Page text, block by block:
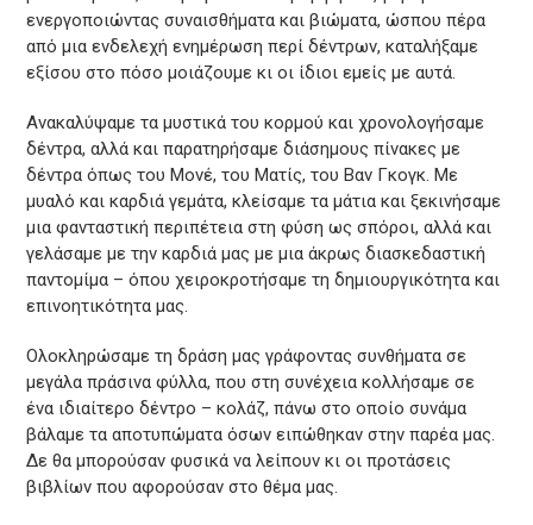
ενεργοποιώντας συναισθήματα και βιώματα, ώσπου πέρα
από μια ενδελεχή ενημέρωση περί δέντρων, καταλήξαμε
εξίσου στο πόσο μοιάζουμε κι οι ίδιοι εμείς με αυτά.
Ανακαλύψαμε τα μυστικά του κορμού και χρονολογήσαμε
δέντρα, αλλά και παρατηρήσαμε διάσημους πίνακες με
δέντρα όπως του Μονέ, του Ματίς, του Βαν Γκογκ. Με
μυαλό και καρδιά γεμάτα, κλείσαμε τα μάτια και ξεκινήσαμε
μια φανταστική περιπέτεια στη φύση ως σπόροι, αλλά και
γελάσαμε με την καρδιά μας με μια άκρως διασκεδαστική
παντομίμα – όπου χειροκροτήσαμε τη δημιουργικότητα και
επινοητικότητα μας.
Ολοκληρώσαμε τη δράση μας γράφοντας συνθήματα σε
μεγάλα πράσινα φύλλα, που στη συνέχεια κολλήσαμε σε
ένα ιδιαίτερο δέντρο – κολάζ, πάνω στο οποίο συνάμα
βάλαμε τα αποτυπώματα όσων ειπώθηκαν στην παρέα μας.
Δε θα μπορούσαν φυσικά να λείπουν κι οι προτάσεις
βιβλίων που αφορούσαν στο θέμα μας.